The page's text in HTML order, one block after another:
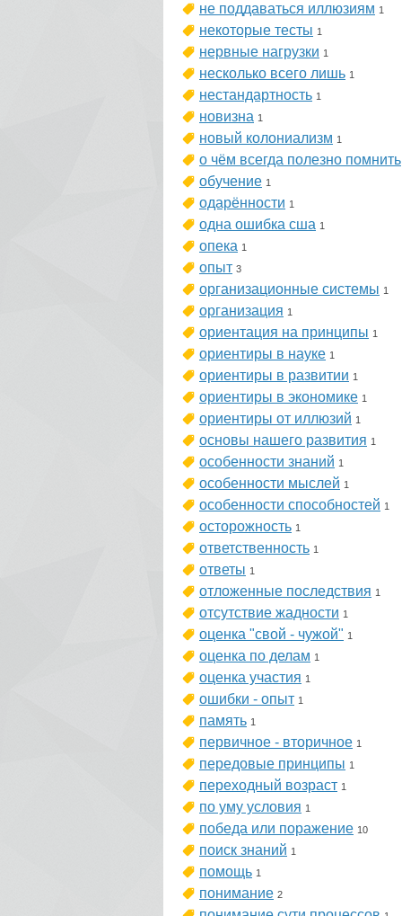
не поддаваться иллюзиям 1
некоторые тесты 1
нервные нагрузки 1
несколько всего лишь 1
нестандартность 1
новизна 1
новый колониализм 1
о чём всегда полезно помнить
обучение 1
одарённости 1
одна ошибка сша 1
опека 1
опыт 3
организационные системы 1
организация 1
ориентация на принципы 1
ориентиры в науке 1
ориентиры в развитии 1
ориентиры в экономике 1
ориентиры от иллюзий 1
основы нашего развития 1
особенности знаний 1
особенности мыслей 1
особенности способностей 1
осторожность 1
ответственность 1
ответы 1
отложенные последствия 1
отсутствие жадности 1
оценка "свой - чужой" 1
оценка по делам 1
оценка участия 1
ошибки - опыт 1
память 1
первичное - вторичное 1
передовые принципы 1
переходный возраст 1
по уму условия 1
победа или поражение 10
поиск знаний 1
помощь 1
понимание 2